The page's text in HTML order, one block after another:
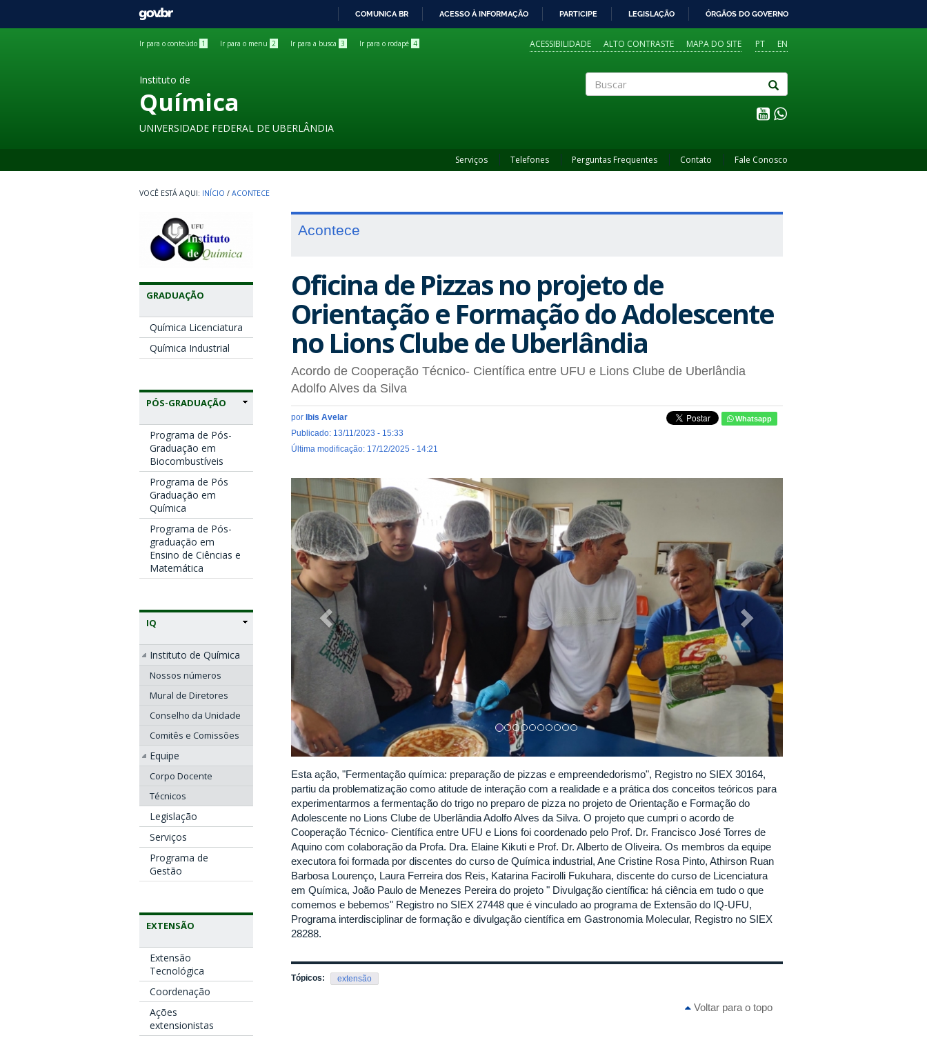
GOVBR
COMUNICA BR ACESSO À INFORMAÇÃO PARTICIPE LEGISLAÇÃO ÓRGÃOS DO GOVERNO
Ir para o conteúdo 1 Ir para o menu 2 Ir para a busca 3 Ir para o rodapé 4 PT EN
ACESSIBILIDADE ALTO CONTRASTE MAPA DO SITE
Instituto de
Química
UNIVERSIDADE FEDERAL DE UBERLÂNDIA
Serviços Telefones Perguntas Frequentes Contato Fale Conosco
INÍCIO / ACONTECE
GRADUAÇÃO
Química Licenciatura
Química Industrial
PÓS-GRADUAÇÃO
Programa de Pós-
Graduação em
Biocombustíveis
Programa de Pós
Graduação em
Química
Programa de Pós-
graduação em
Ensino de Ciências e
Matemática
IQ
Instituto de Química
Nossos números
Mural de Diretores
Conselho da Unidade
Comitês e Comissões
Equipe
Corpo Docente
Técnicos
Legislação
Serviços
Programa de
Gestão
EXTENSÃO
Extensão
Tecnológica
Coordenação
Ações
extensionistas
Acontece
Oficina de Pizzas no projeto de
Orientação e Formação do Adolescente
no Lions Clube de Uberlândia
Acordo de Cooperação Técnico- Científica entre UFU e Lions Clube de Uberlândia
Adolfo Alves da Silva
por Ibis Avelar
Publicado: 13/11/2023 - 15:33
Última modificação: 17/12/2025 - 14:21
Whatsapp
Previous
Esta ação, "Fermentação química: preparação de pizzas e empreendedorismo", Registro no SIEX 30164,
partiu da problematização como atitude de interação com a realidade e a prática dos conceitos teóricos para
experimentarmos a fermentação do trigo no preparo de pizza no projeto de Orientação e Formação do
Adolescente no Lions Clube de Uberlândia Adolfo Alves da Silva. O projeto que cumpri o acordo de
Cooperação Técnico- Científica entre UFU e Lions foi coordenado pelo Prof. Dr. Francisco José Torres de
Aquino com colaboração da Profa. Dra. Elaine Kikuti e Prof. Dr. Alberto de Oliveira. Os membros da equipe
executora foi formada por discentes do curso de Química industrial, Ane Cristine Rosa Pinto, Athirson Ruan
Barbosa Lourenço, Laura Ferreira dos Reis, Katarina Facirolli Fukuhara, discente do curso de Licenciatura
em Química, João Paulo de Menezes Pereira do projeto " Divulgação científica: há ciência em tudo o que
comemos e bebemos" Registro no SIEX 27448 que é vinculado ao programa de Extensão do IQ-UFU,
Programa interdisciplinar de formação e divulgação científica em Gastronomia Molecular, Registro no SIEX
28288.
Tópicos: extensão
Voltar para o topo